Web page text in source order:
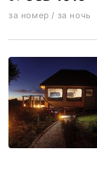
за номер / за ночь